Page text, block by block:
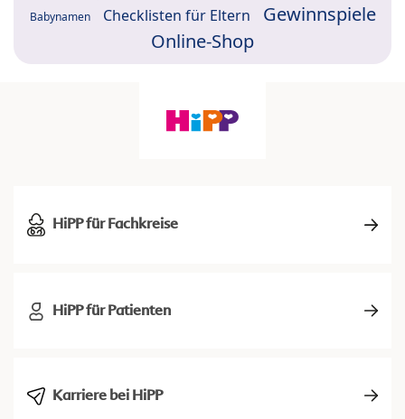
Babynamen Checklisten für Eltern
Gewinnspiele
Online-Shop
HiPP für Fachkreise
HiPP für Patienten
Karriere bei HiPP